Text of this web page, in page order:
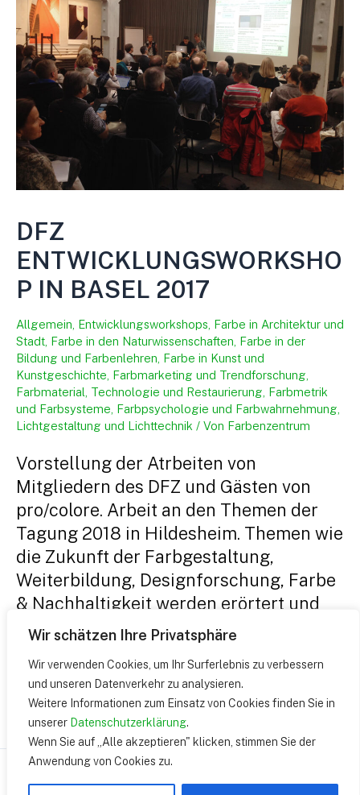
Wir schätzen Ihre Privatsphäre
Wir verwenden Cookies, um Ihr Surferlebnis zu verbessern
und unseren Datenverkehr zu analysieren.
Weitere Informationen zum Einsatz von Cookies finden Sie in
unserer Datenschutzerklärung.
Wenn Sie auf „Alle akzeptieren" klicken, stimmen Sie der
Anwendung von Cookies zu.
Gegenwart
und
Zukunft
DFZ
ENTWICKLUNGSWORKSHO
P IN BASEL 2017
Allgemein Entwicklungsworkshops Farbe in Architektur und
Stadt Farbe in den Naturwissenschaften Farbe in der
Bildung und Farbenlehren Farbe in Kunst und
Kunstgeschichte Farbmarketing und Trendforschung
Farbmaterial, Technologie und Restaurierung Farbmetrik
und Farbsysteme Farbpsychologie und Farbwahrnehmung
Lichtgestaltung und Lichttechnik / Von Farbenzentrum
Vorstellung der Atrbeiten von
Mitgliedern des DFZ und Gästen von
pro/colore. Arbeit an den Themen der
Tagung 2018 in Hildesheim. Themen wie
die Zukunft der Farbgestaltung,
Weiterbildung, Designforschung, Farbe
& Nachhaltigkeit werden erörtert und
Zielvorstellungen sowie Strategien zur
weiteren Arbeit an den Themen der
Tagung formuliert.